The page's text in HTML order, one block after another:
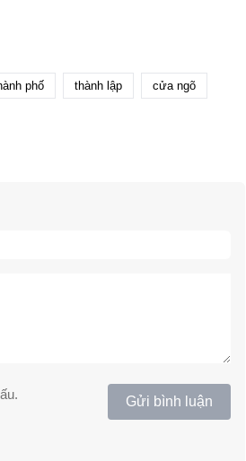
phố thành lập cửa ngõ
Gửi bình luận